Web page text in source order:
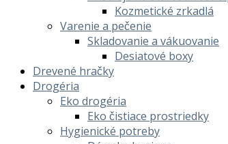
Kozmetické zrkadlá
Varenie a pečenie
Skladovanie a vákuovanie
Desiatové boxy
Drevené hračky
Drogéria
Eko drogéria
Eko čistiace prostriedky
Hygienické potreby